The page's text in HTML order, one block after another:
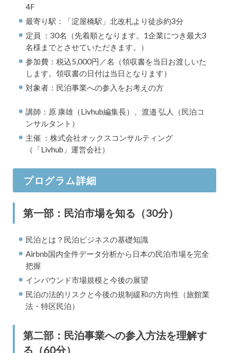
4F
最寄り駅：「淀屋橋駅」北改札より徒歩約3分
定員 ：30名（先着順となります。1企業につき最大3
名様までとさせていただきます。）
参加費：税込5,000円／名（領収書を当日お渡しいた
します。領収書の日付は当日となります）
対象者：民泊事業への参入をお考えの方
講師：原 康雄（Livhub編集長）、渡邉 弘人（民泊コ
ンサルタント）
主催 ：株式会社オックスコンサルティング
（「Livhub」運営会社）
プログラム詳細
第一部：民泊市場を知る（30分）
民泊とは？民泊ビジネスの基礎知識
Airbnb国内全件データ分析から日本の民泊市場を完全
把握
インバウンド市場規模と今後の展望
民泊の法的リスクと今後の規制緩和の方向性（旅館業
法・特区民泊）
第二部：民泊事業への参入方法を理解す
る（60分）